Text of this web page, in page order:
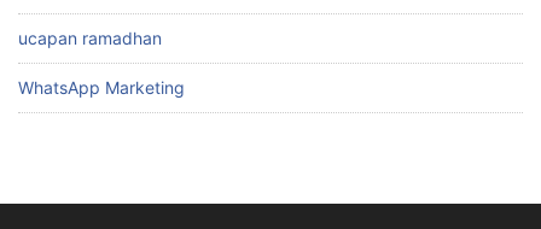
ucapan ramadhan
WhatsApp Marketing